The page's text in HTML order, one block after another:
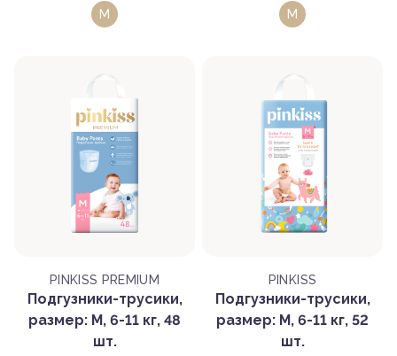
M M
PINKISS PREMIUM
Подгузники-трусики,
размер: M, 6-11 кг, 48
шт.
PINKISS
Подгузники-трусики,
размер: M, 6-11 кг, 52
шт.